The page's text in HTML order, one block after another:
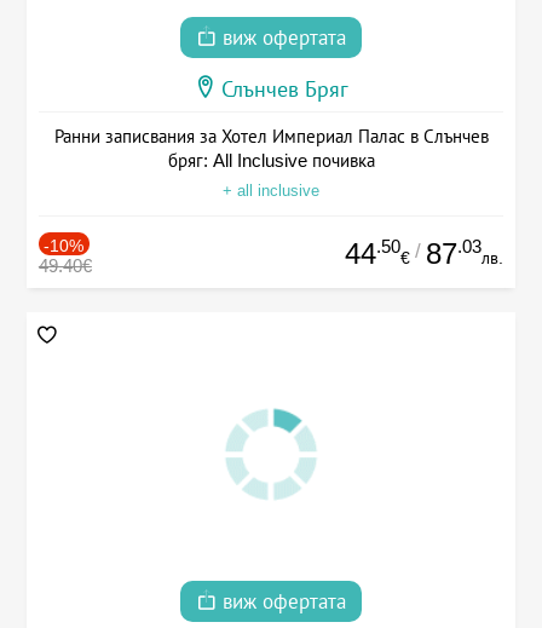
виж офертата
Слънчев Бряг
Ранни записвания за Хотел Империал Палас в Слънчев
бряг: All Inclusive почивка
+ all inclusive
-10%
49.40€ 44.50
€ / 87.03
лв.
виж офертата